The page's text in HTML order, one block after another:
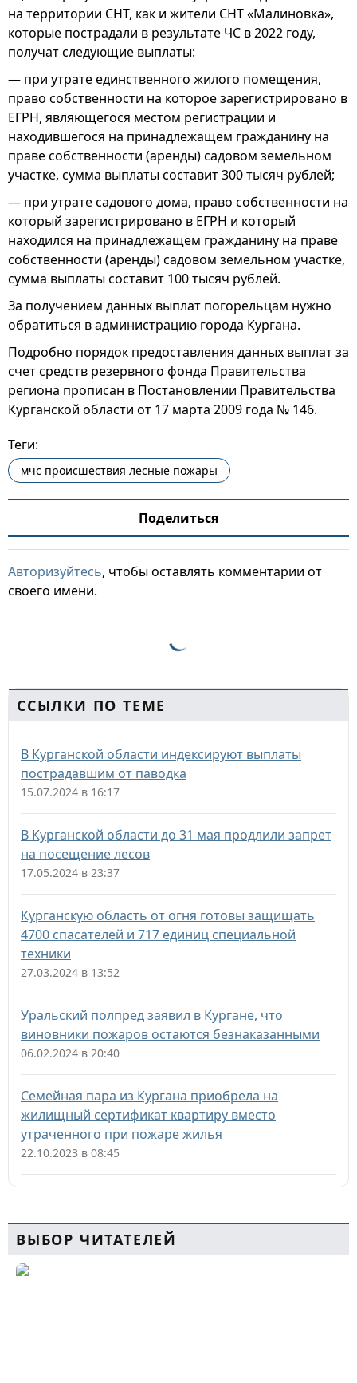
на территории СНТ, как и жители СНТ «Малиновка»,
которые пострадали в результате ЧС в 2022 году,
получат следующие выплаты:
— при утрате единственного жилого помещения,
право собственности на которое зарегистрировано в
ЕГРН, являющегося местом регистрации и
находившегося на принадлежащем гражданину на
праве собственности (аренды) садовом земельном
участке, сумма выплаты составит 300 тысяч рублей;
— при утрате садового дома, право собственности на
который зарегистрировано в ЕГРН и который
находился на принадлежащем гражданину на праве
собственности (аренды) садовом земельном участке,
сумма выплаты составит 100 тысяч рублей.
За получением данных выплат погорельцам нужно
обратиться в администрацию города Кургана.
Подробно порядок предоставления данных выплат за
счет средств резервного фонда Правительства
региона прописан в Постановлении Правительства
Курганской области от 17 марта 2009 года № 146.
Теги:
мчс происшествия лесные пожары
Поделиться
Авторизуйтесь, чтобы оставлять комментарии от
своего имени.
ССЫЛКИ ПО ТЕМЕ
В Курганской области индексируют выплаты
пострадавшим от паводка
15.07.2024 в 16:17
В Курганской области до 31 мая продлили запрет
на посещение лесов
17.05.2024 в 23:37
Курганскую область от огня готовы защищать
4700 спасателей и 717 единиц специальной
техники
27.03.2024 в 13:52
Уральский полпред заявил в Кургане, что
виновники пожаров остаются безнаказанными
06.02.2024 в 20:40
Семейная пара из Кургана приобрела на
жилищный сертификат квартиру вместо
утраченного при пожаре жилья
22.10.2023 в 08:45
ВЫБОР ЧИТАТЕЛЕЙ